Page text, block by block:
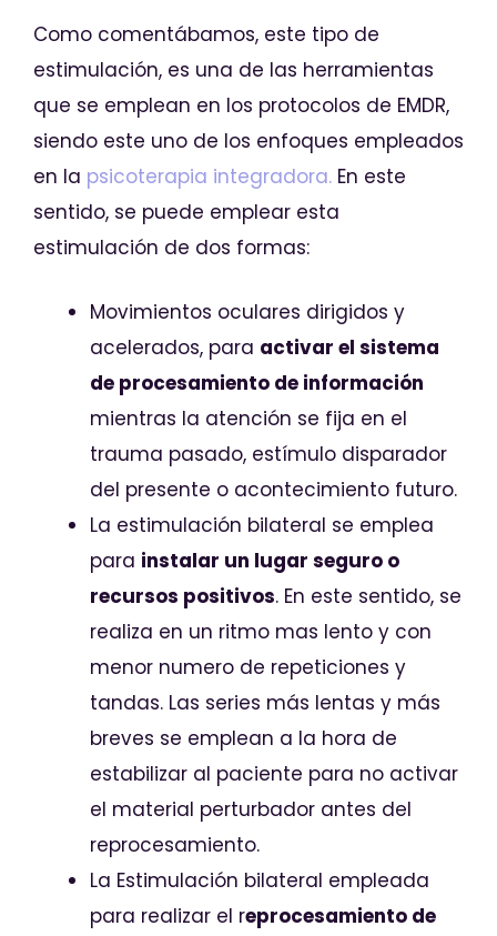
Como comentábamos, este tipo de
estimulación, es una de las herramientas
que se emplean en los protocolos de EMDR,
siendo este uno de los enfoques empleados
en la psicoterapia integradora. En este
sentido, se puede emplear esta
estimulación de dos formas:
Movimientos oculares dirigidos y
acelerados, para activar el sistema
de procesamiento de información
mientras la atención se fija en el
trauma pasado, estímulo disparador
del presente o acontecimiento futuro.
La estimulación bilateral se emplea
para instalar un lugar seguro o
recursos positivos. En este sentido, se
realiza en un ritmo mas lento y con
menor numero de repeticiones y
tandas. Las series más lentas y más
breves se emplean a la hora de
estabilizar al paciente para no activar
el material perturbador antes del
reprocesamiento.
La Estimulación bilateral empleada
para realizar el reprocesamiento de